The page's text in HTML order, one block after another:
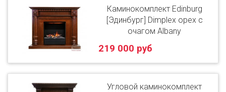
Каминокомплект Edinburg
[Эдинбург] Dimplex орех с
очагом Albany
219 000 руб
Угловой каминокомплект